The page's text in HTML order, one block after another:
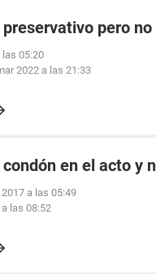
pero
las 05:20
2022 a las 21:33
en el acto y
a las 05:49
las 08:52